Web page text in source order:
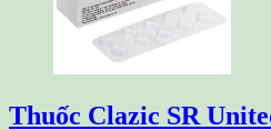
Thuốc Clazic SR